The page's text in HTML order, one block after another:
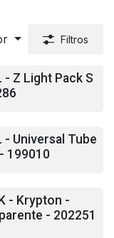
Filtros
- Z Light Pack S
- Universal Tube
199010
- Krypton -
- 202251